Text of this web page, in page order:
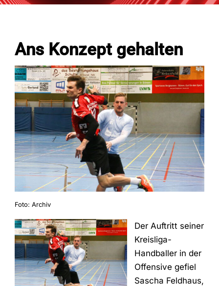
Damen
Fans
Trainingszeiten
Kontakt
Ans Konzept gehalten
Foto: Archiv
Der Auftritt seiner
Kreisliga-
Handballer in der
Offensive gefiel
Sascha Feldhaus,